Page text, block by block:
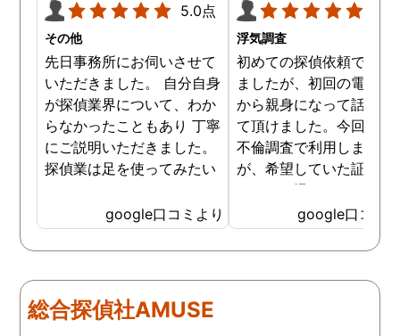
5.0点
その他
先日事務所にお伺いさせて
いただきました。 自分自身
が探偵業界について、わか
らなかったこともあり 丁寧
にご説明いただきました。
探偵業は足を使ってみたい
SNSなどの知識も豊富で、
色んな視点から対応されて
います。 他の口コミにもあ
金が安く明確で親身になっ
て対応いただける探偵さん
google口コミより
浮気調査
初めての探偵依頼で緊張
ましたが、初回の電話相
から親身になって話を聞
て頂けました。今回、夫
不倫調査で利用しました
が、希望していた証拠を
っかりと撮ってもらうこ
が出来ました。調査中も
動きがある度に細かく報
してくださり、安心しま
読めない中、柔軟に対応
google口コミ
総合探偵社AMUSE